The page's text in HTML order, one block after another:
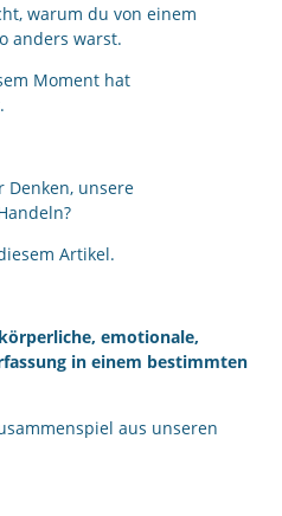
warum du von einem
anders warst.
Moment hat
Denken, unsere
Artikel.
emotionale,
in einem bestimmten
aus unseren